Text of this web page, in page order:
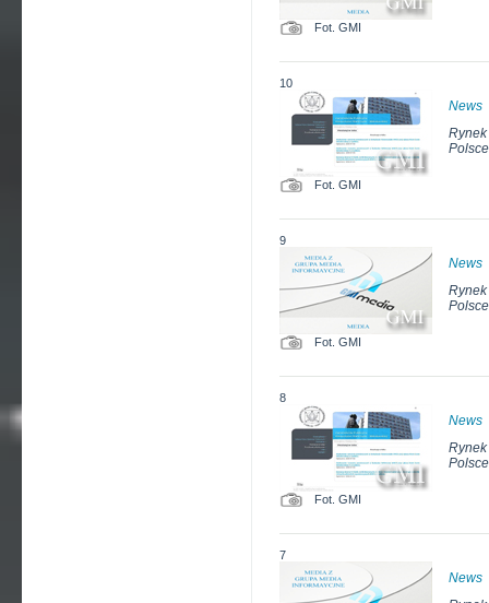
Fot. GMI
10
News
Fot. GMI
9
News
Fot. GMI
8
News
Fot. GMI
7
News